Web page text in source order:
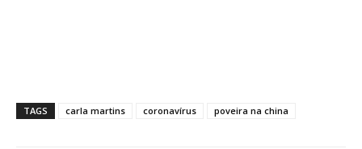
TAGS carla martins coronavírus poveira na china